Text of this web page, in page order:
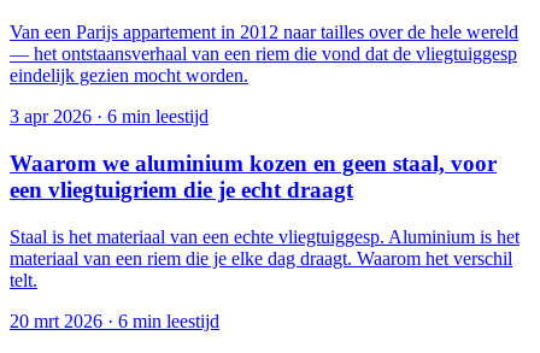
Van een Parijs appartement in 2012 naar tailles over de hele wereld
— het ontstaansverhaal van een riem die vond dat de vliegtuiggesp
eindelijk gezien mocht worden.
3 apr 2026 · 6 min leestijd
Waarom we aluminium kozen en geen staal, voor
een vliegtuigriem die je echt draagt
Staal is het materiaal van een echte vliegtuiggesp. Aluminium is het
materiaal van een riem die je elke dag draagt. Waarom het verschil
telt.
20 mrt 2026 · 6 min leestijd